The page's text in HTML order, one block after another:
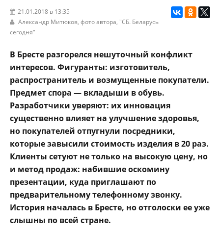
21.01.2018 в 13:35
Александр Митюков, фото автора, "СБ. Беларусь
сегодня"
В Бресте разгорелся нешуточный конфликт
интересов. Фигуранты: изготовитель,
распространитель и возмущенные покупатели.
Предмет спора — вкладыши в обувь.
Разработчики уверяют: их инновация
существенно влияет на улучшение здоровья,
но покупателей отпугнули посредники,
которые завысили стоимость изделия в 20 раз.
Клиенты сетуют не только на высокую цену, но
и метод продаж: набившие оскомину
презентации, куда приглашают по
предварительному телефонному звонку.
История началась в Бресте, но отголоски ее уже
слышны по всей стране.